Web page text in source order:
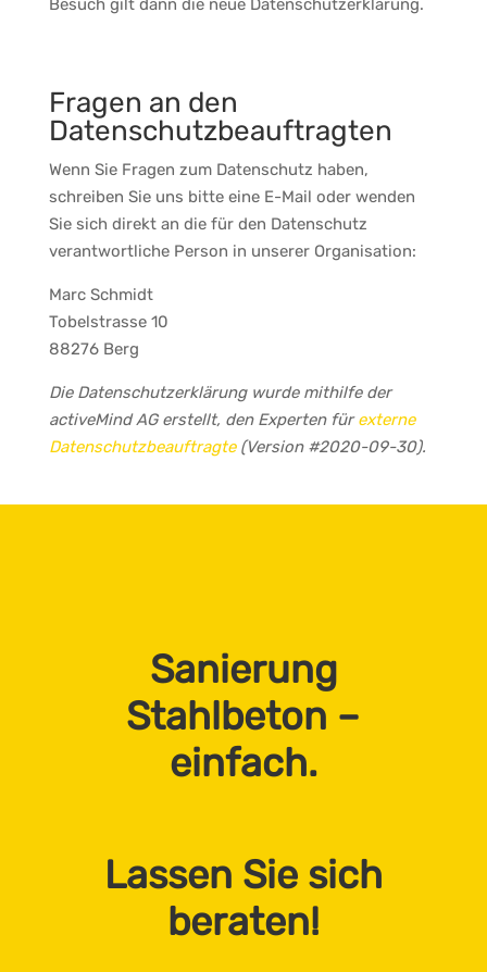
Besuch gilt dann die neue Datenschutzerklärung.
Fragen an den
Datenschutzbeauftragten
Wenn Sie Fragen zum Datenschutz haben,
schreiben Sie uns bitte eine E-Mail oder wenden
Sie sich direkt an die für den Datenschutz
verantwortliche Person in unserer Organisation:
Marc Schmidt
Tobelstrasse 10
88276 Berg
Die Datenschutzerklärung wurde mithilfe der
activeMind AG erstellt, den Experten fürexterne
Datenschutzbeauftragte(Version #2020-09-30).
Sanierung
Stahlbeton –
einfach.
Lassen Sie sich
beraten!